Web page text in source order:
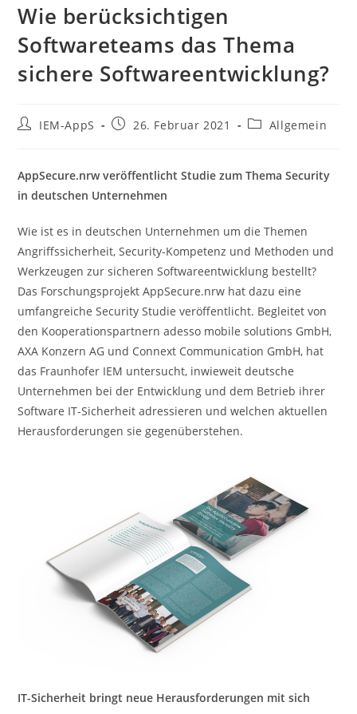
Wie berücksichtigen
Softwareteams das Thema
sichere Softwareentwicklung?
Beitrags-
IEM-AppS
Beitrag26. Februar 2021
Beitrags-
Allgemein
AppSecure.nrw veröffentlicht Studie zum Thema Security
in deutschen Unternehmen
Wie ist es in deutschen Unternehmen um die Themen
Angriffssicherheit, Security-Kompetenz und Methoden und
Werkzeugen zur sicheren Softwareentwicklung bestellt?
Das Forschungsprojekt AppSecure.nrw hat dazu eine
umfangreiche Security Studie veröffentlicht. Begleitet von
den Kooperationspartnern adesso mobile solutions GmbH,
AXA Konzern AG und Connext Communication GmbH, hat
das Fraunhofer IEM untersucht, inwieweit deutsche
Unternehmen bei der Entwicklung und dem Betrieb ihrer
Software IT-Sicherheit adressieren und welchen aktuellen
Herausforderungen sie gegenüberstehen.
IT-Sicherheit bringt neue Herausforderungen mit sich